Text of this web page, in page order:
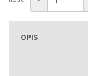
OPIS